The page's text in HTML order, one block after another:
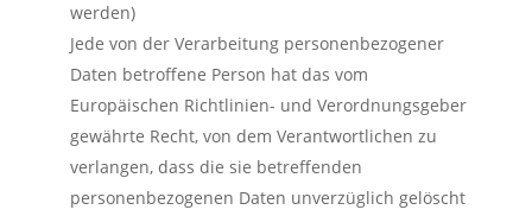
werden)
Jede von der Verarbeitung personenbezogener
Daten betroffene Person hat das vom
Europäischen Richtlinien- und Verordnungsgeber
gewährte Recht, von dem Verantwortlichen zu
verlangen, dass die sie betreffenden
personenbezogenen Daten unverzüglich gelöscht